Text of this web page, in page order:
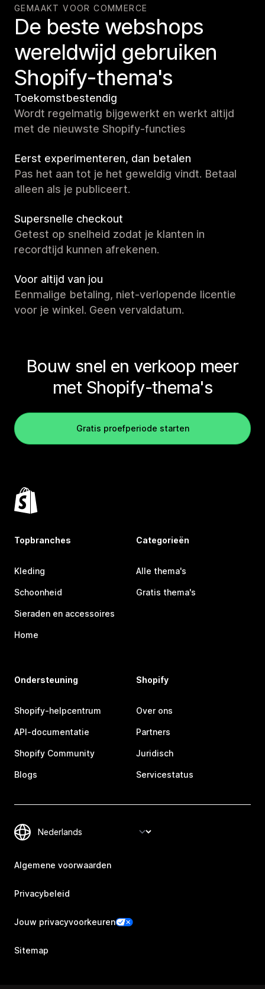
GEMAAKT VOOR COMMERCE
De beste webshops
wereldwijd gebruiken
Shopify-thema's
Toekomstbestendig
Wordt regelmatig bijgewerkt en werkt altijd
met de nieuwste Shopify-functies
Eerst experimenteren, dan betalen
Pas het aan tot je het geweldig vindt. Betaal
alleen als je publiceert.
Supersnelle checkout
Getest op snelheid zodat je klanten in
recordtijd kunnen afrekenen.
Voor altijd van jou
Eenmalige betaling, niet-verlopende licentie
voor je winkel. Geen vervaldatum.
Bouw snel en verkoop meer
met Shopify-thema's
Gratis proefperiode starten
Topbranches
Kleding
Schoonheid
Sieraden en accessoires
Home
Categorieën
Alle thema's
Gratis thema's
Ondersteuning
Shopify-helpcentrum
API-documentatie
Shopify Community
Blogs
Shopify
Over ons
Partners
Juridisch
Servicestatus
Algemene voorwaarden
Privacybeleid
Jouw privacyvoorkeuren
Sitemap